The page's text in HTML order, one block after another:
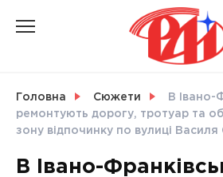
СВІТ
Головна Сюжети
В Івано-
ремонтують дорогу, тротуар та
зону відпочинку по вулиці Василя
В Івано-